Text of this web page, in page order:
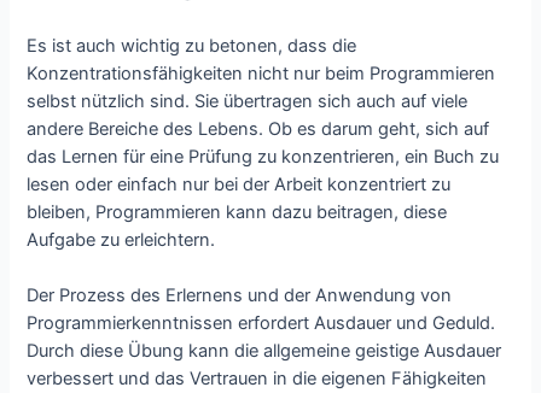
Es ist auch wichtig zu betonen, dass die
Konzentrationsfähigkeiten nicht nur beim Programmieren
selbst nützlich sind. Sie übertragen sich auch auf viele
andere Bereiche des Lebens. Ob es darum geht, sich auf
das Lernen für eine Prüfung zu konzentrieren, ein Buch zu
lesen oder einfach nur bei der Arbeit konzentriert zu
bleiben, Programmieren kann dazu beitragen, diese
Aufgabe zu erleichtern.
Der Prozess des Erlernens und der Anwendung von
Programmierkenntnissen erfordert Ausdauer und Geduld.
Durch diese Übung kann die allgemeine geistige Ausdauer
verbessert und das Vertrauen in die eigenen Fähigkeiten